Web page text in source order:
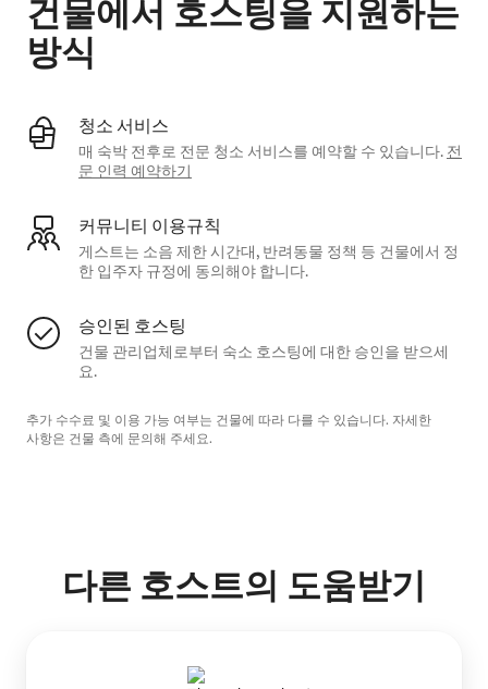
건물에서 호스팅을 지원하는
방식
청소 서비스
매 숙박 전후로 전문 청소 서비스를 예약할 수 있습니다. 전
문 인력 예약하기
커뮤니티 이용규칙
게스트는 소음 제한 시간대, 반려동물 정책 등 건물에서 정
한 입주자 규정에 동의해야 합니다.
승인된 호스팅
건물 관리업체로부터 숙소 호스팅에 대한 승인을 받으세
요.
추가 수수료 및 이용 가능 여부는 건물에 따라 다를 수 있습니다. 자세한
사항은 건물 측에 문의해 주세요.
다른 호스트의 도움받기